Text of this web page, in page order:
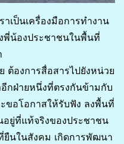
เป็นเครื่องมือการทำงาน
พี่น้องประชาชนในพื้นที่
ต้องการสื่อสารไปยังหน่วย
อีกฝ่ายหนึ่งที่ตรงกันข้ามกับ
ขอโอกาสให้รับฟัง ลงพื้นที่
อยู่ที่แท้จริงของประชาชน
นในสังคม เกิดการพัฒนา